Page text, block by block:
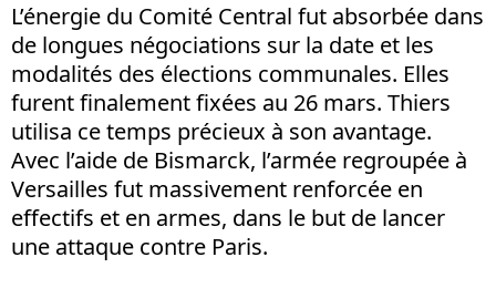
L’énergie du Comité Central fut absorbée dans
de longues négociations sur la date et les
modalités des élections communales. Elles
furent finalement fixées au 26 mars. Thiers
utilisa ce temps précieux à son avantage.
Avec l’aide de Bismarck, l’armée regroupée à
Versailles fut massivement renforcée en
effectifs et en armes, dans le but de lancer
une attaque contre Paris.